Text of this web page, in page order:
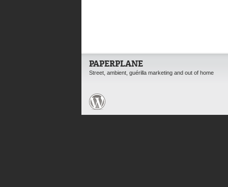
PAPERPLANE
Street, ambient, guérilla marketing and out of home